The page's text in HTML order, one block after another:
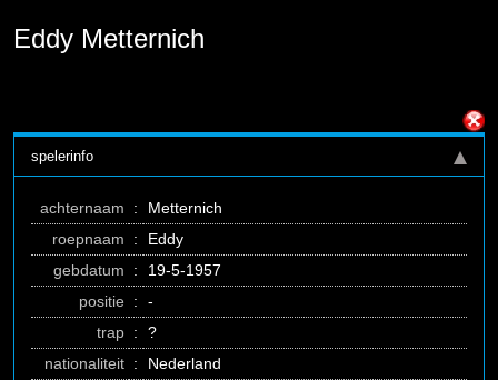
Eddy Metternich
spelerinfo
achternaam :
Metternich
roepnaam
:
Eddy
gebdatum
:
19-5-1957
positie :
-
trap :
?
nationaliteit :
Nederland